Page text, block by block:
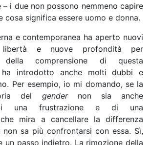
– i due non possono nemmeno capire
cosa significa essere uomo e donna.
e contemporanea ha aperto nuovi
libertà e nuove profondità per
della comprensione di questa
ha introdotto anche molti dubbi e
Per esempio, io mi domando, se la
del gendernon sia anche
di una frustrazione e di una
che mira a cancellare la differenza
non sa più confrontarsi con essa. Sì,
un passo indietro. La rimozione della